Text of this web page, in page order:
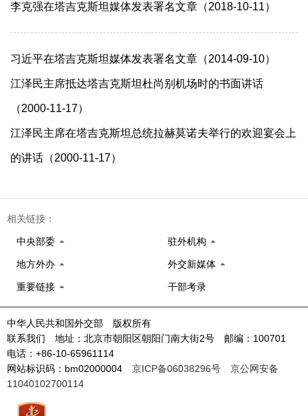
李克强在塔吉克斯坦媒体发表署名文章（2018-10-11）
习近平在塔吉克斯坦媒体发表署名文章（2014-09-10）
江泽民主席抵达塔吉克斯坦杜尚别机场时的书面讲话
（2000-11-17）
江泽民主席在塔吉克斯坦总统拉赫莫诺夫举行的欢迎宴会上
的讲话（2000-11-17）
相关链接：
中央部委 驻外机构
地方外办 外交新媒体
重要链接 干部考录
中华人民共和国外交部 版权所有
联系我们 地址：北京市朝阳区朝阳门南大街2号 邮编：100701
电话：+86-10-65961114
网站标识码：bm02000004 京ICP备06038296号
京公网安备
11040102700114